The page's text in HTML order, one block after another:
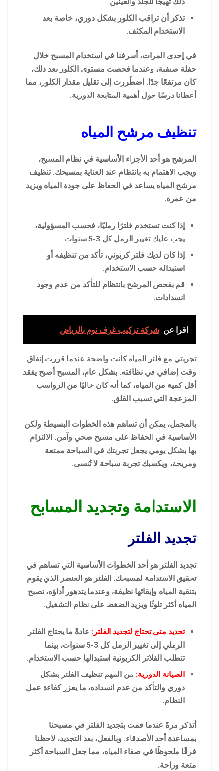
تذكر أن تراقب الكلور بشكل دوري، خاصة بعد
الاستخدام المكثف.
في إحدى المرات، أسرفنا في استخدام المسبح خلال
حفلة صيفية، وعندما فحصت مستوى الكلور بعد ذلك،
كان مرتفعًا جدًا. اضطُررت إلى تقليل مقدار الكلور، مما
أعطانا درسًا حول أهمية المتابعة الدورية.
تنظيف مرشح المياه
المرشح هو أحد الأجزاء الأساسية في نظام المسبح،
ويجب الاهتمام به بانتظام عند العناية بمسبحك. تنظيف
مرشح المياه يساعد في الحفاظ على جودة المياه ويزيد
من عمره.
إذا كنت تستخدم فلترًا رمليًا، فحسب المسؤولية،
يجب عليك تغيير الرمل كل 3-5 سنوات.
إذا كان لديك فلتر كربوني، تأكد من تنظيفه أو
استبداله حسب الاستخدام.
قم بفحص المرشح بانتظام للتأكد من عدم وجود
انسدادات.
اقرا عن شركة تركيب غرف نوم بالرياض
تجربتي مع فلتر المياه كانت واضحة عندما قررت إنفاق
وقت إضافي في نظافته. بشكل عام، المسبح أصبح يفقد
أقل كمية من المياه، كما أنه كان خاليًا من الرواسب
المزعجة التي تسبب القلق.
بالمجمل، يمكن أن تساهم هذه الخطوات البسيطة ولكن
الأساسية في الحفاظ على مسبح صحي وآمن. الالتزام
بها بشكل يومي يجعل تجربتك في السباحة ممتعة
ومريحة، ويكسبك تجربة سباحة لا تُنسى.
الاستدامة وتجديد المسابح
تجديد الفلتر
تجديد الفلتر هو أحد الخطوات الأساسية التي تساهم في
تحقيق الاستدامة لمسبحك. الفلتر هو العنصر الذي يقوم
بتنقية المياه وإبقائها نظيفة، وعندما يتدهور أداؤه، تصبح
المياه أكثر تلوثًا ويزيد الضغط على نظام التشغيل.
تحديد متى تحتاج لتجديد الفلتر: عادةً ما يحتاج الفلتر
الرملي إلى تغيير الرمل كل 3-5 سنوات، بينما
تتطلب الفلاتر الكربونية استبدالها حسب الاستخدام.
الصيانة الدورية: من المهم تنظيف الفلتر بشكل
دوري والتأكد من عدم انسداده، ما يعزز كفاءة عمل
النظام.
أتذكر مرةً عندما قمت بتجديد الفلتر في مسبحنا
بمساعدة أحد الأصدقاء. وبالفعل، بعد التجديد، لاحظنا
فرقًا ملحوظًا في صفاء المياه، مما جعل السباحة أكثر
متعة وراحة.